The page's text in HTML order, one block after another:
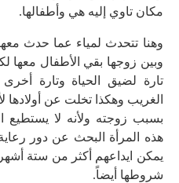
مكان تاوي إليه هي وأطفالها.
وهنا تتحدث لمياء عما حدث معها
وبين زوجها بقي الأطفال معها
تارة لضيق الحياة وتارة أخرى
الغريب وهكذا تخلت عن أولادها
بسبب زوجته ولأنه لا يستطيع
هذه المرأة البحث عن دور رعاية
يمكن ايداعهم أكثر من ستة
شروطها أيضاً.